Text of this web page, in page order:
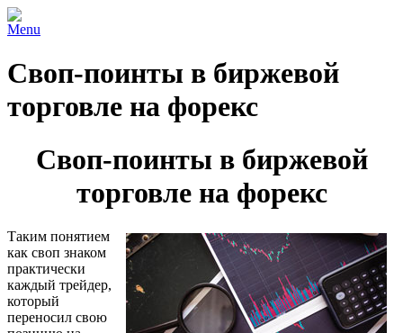
Menu
Своп-поинты в биржевой
торговле на форекс
Своп-поинты в биржевой
торговле на форекс
Таким понятием
как своп знаком
практически
каждый трейдер,
который
переносил свою